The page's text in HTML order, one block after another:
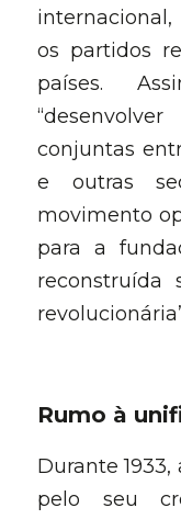
os partidos
países.
conjuntas
e outras
movimento
para a
reconstruída
Rumo à
Durante
pelo seu